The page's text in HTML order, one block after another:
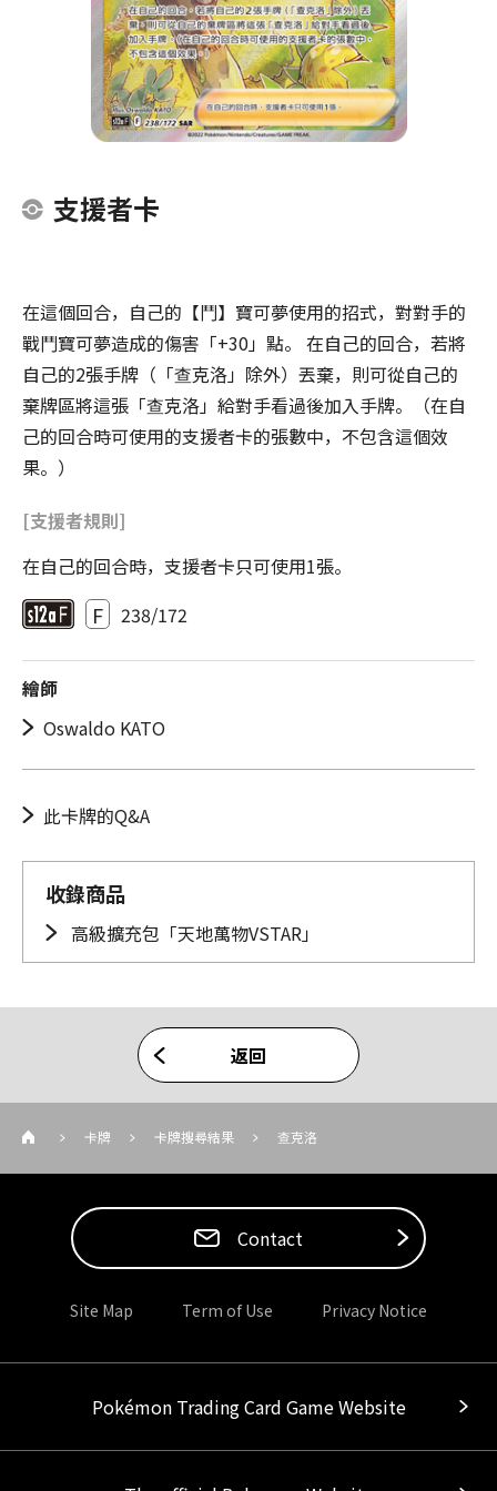
支援者卡
在這個回合，自己的【鬥】寶可夢使用的招式，對對手的
戰鬥寶可夢造成的傷害「+30」點。 在自己的回合，若將
自己的2張手牌（「查克洛」除外）丟棄，則可從自己的
棄牌區將這張「查克洛」給對手看過後加入手牌。（在自
己的回合時可使用的支援者卡的張數中，不包含這個效
果。）
[支援者規則]
在自己的回合時，支援者卡只可使用1張。
F 238/172
繪師
Oswaldo KATO
此卡牌的Q&A
收錄商品
高級擴充包「天地萬物VSTAR」
返回
卡牌 卡牌搜尋結果 查克洛
Contact
Site Map Term of Use Privacy Notice
Pokémon Trading Card Game Website